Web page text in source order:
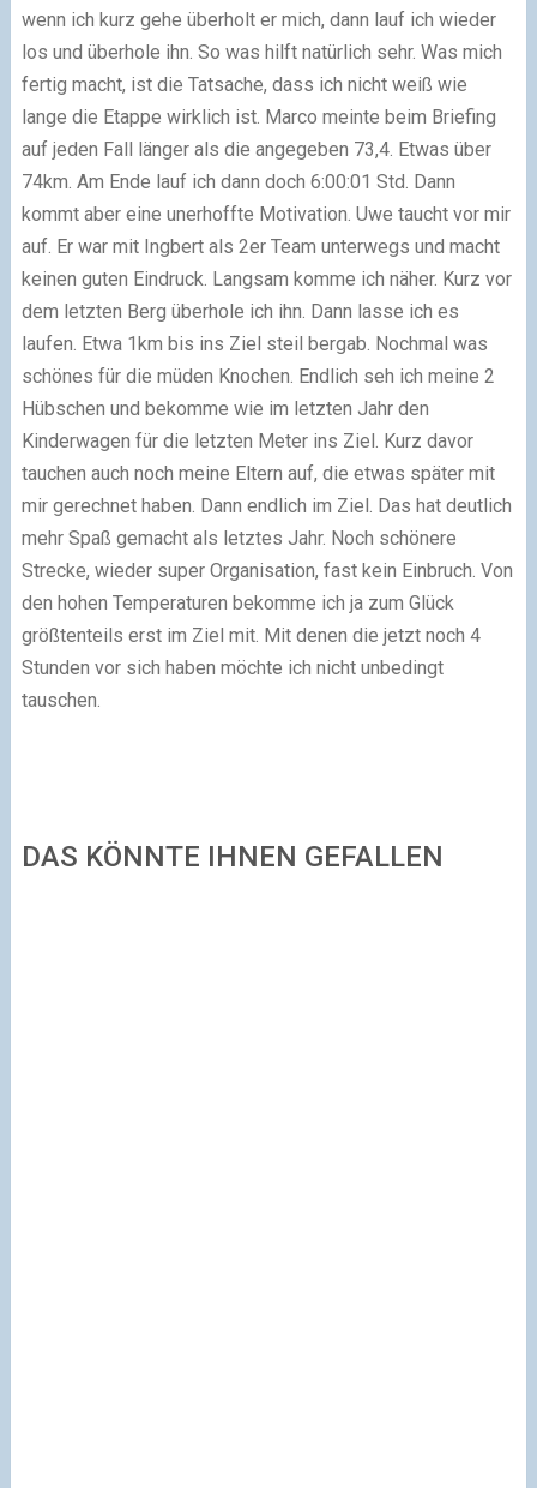
wenn ich kurz gehe überholt er mich, dann lauf ich wieder
los und überhole ihn. So was hilft natürlich sehr. Was mich
fertig macht, ist die Tatsache, dass ich nicht weiß wie
lange die Etappe wirklich ist. Marco meinte beim Briefing
auf jeden Fall länger als die angegeben 73,4. Etwas über
74km. Am Ende lauf ich dann doch 6:00:01 Std. Dann
kommt aber eine unerhoffte Motivation. Uwe taucht vor mir
auf. Er war mit Ingbert als 2er Team unterwegs und macht
keinen guten Eindruck. Langsam komme ich näher. Kurz vor
dem letzten Berg überhole ich ihn. Dann lasse ich es
laufen. Etwa 1km bis ins Ziel steil bergab. Nochmal was
schönes für die müden Knochen. Endlich seh ich meine 2
Hübschen und bekomme wie im letzten Jahr den
Kinderwagen für die letzten Meter ins Ziel. Kurz davor
tauchen auch noch meine Eltern auf, die etwas später mit
mir gerechnet haben. Dann endlich im Ziel. Das hat deutlich
mehr Spaß gemacht als letztes Jahr. Noch schönere
Strecke, wieder super Organisation, fast kein Einbruch. Von
den hohen Temperaturen bekomme ich ja zum Glück
größtenteils erst im Ziel mit. Mit denen die jetzt noch 4
Stunden vor sich haben möchte ich nicht unbedingt
tauschen.
DAS KÖNNTE IHNEN GEFALLEN